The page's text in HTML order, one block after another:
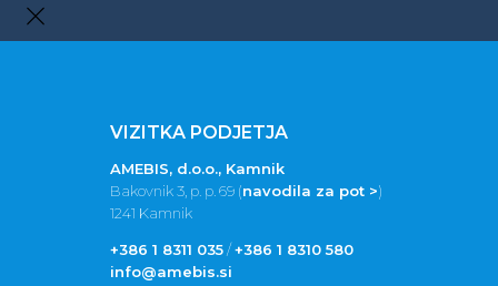
VIZITKA PODJETJA
AMEBIS, d.o.o., Kamnik
Bakovnik 3, p. p. 69 (navodila za pot >)
1241 Kamnik
+386 1 8311 035/+386 1 8310 580
info@amebis.si